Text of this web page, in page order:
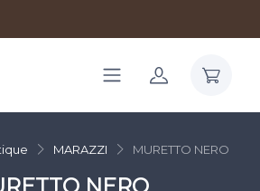
MARAZZI MURETTO NERO